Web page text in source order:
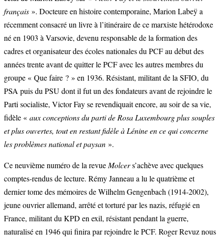
français ». Docteure en histoire contemporaine, Marion Labeÿ a
récemment consacré un livre à l’itinéraire de ce marxiste hétérodoxe
né en 1903 à Varsovie, devenu responsable de la formation des
cadres et organisateur des écoles nationales du PCF au début des
années trente avant de quitter le PCF avec les autres membres du
groupe « Que faire ? » en 1936. Résistant, militant de la SFIO, du
PSA puis du PSU dont il fut un des fondateurs avant de rejoindre le
Parti socialiste, Victor Fay se revendiquait encore, au soir de sa vie,
fidèle « aux conceptions du parti de Rosa Luxembourg plus souples
et plus ouvertes, tout en restant fidèle à Lénine en ce qui concerne
les problèmes national et paysan ».
Ce neuvième numéro de la revue Molcers’achève avec quelques
comptes-rendus de lecture. Rémy Janneau a lu le quatrième et
dernier tome des mémoires de Wilhelm Gengenbach (1914-2002),
jeune ouvrier allemand, arrêté et torturé par les nazis, réfugié en
France, militant du KPD en exil, résistant pendant la guerre,
naturalisé en 1946 qui finira par rejoindre le PCF. Roger Revuz nous